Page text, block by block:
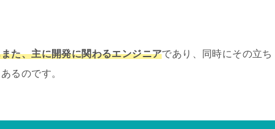
た、主に開発に関わるエンジニアであり、同時にその立ち
るのです。